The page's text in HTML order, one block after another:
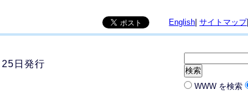
English |サイトマップ|
日発行
WWW を検索